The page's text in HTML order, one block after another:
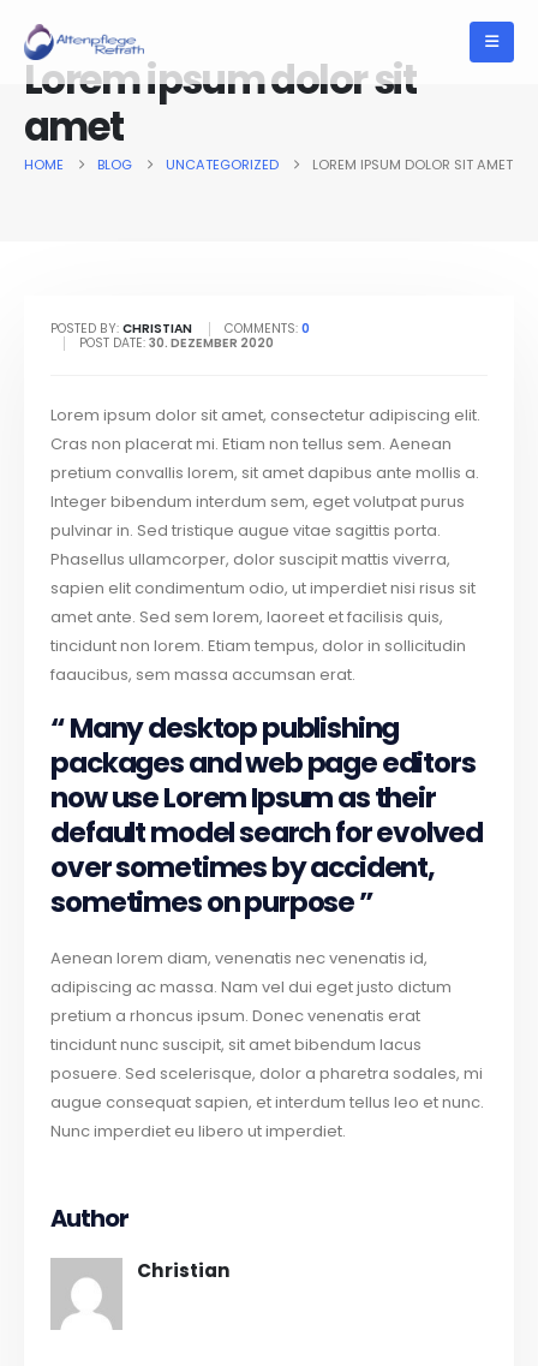
Lorem ipsum dolor sit
amet
HOME BLOG UNCATEGORIZED LOREM IPSUM DOLOR SIT AMET
POSTED BY:CHRISTIAN COMMENTS: 0
POST DATE: 30. DEZEMBER 2020
Lorem ipsum dolor sit amet, consectetur adipiscing elit.
Cras non placerat mi. Etiam non tellus sem. Aenean
pretium convallis lorem, sit amet dapibus ante mollis a.
Integer bibendum interdum sem, eget volutpat purus
pulvinar in. Sed tristique augue vitae sagittis porta.
Phasellus ullamcorper, dolor suscipit mattis viverra,
sapien elit condimentum odio, ut imperdiet nisi risus sit
amet ante. Sed sem lorem, laoreet et facilisis quis,
tincidunt non lorem. Etiam tempus, dolor in sollicitudin
faaucibus, sem massa accumsan erat.
“ Many desktop publishing
packages and web page editors
now use Lorem Ipsum as their
default model search for evolved
over sometimes by accident,
sometimes on purpose ”
Aenean lorem diam, venenatis nec venenatis id,
adipiscing ac massa. Nam vel dui eget justo dictum
pretium a rhoncus ipsum. Donec venenatis erat
tincidunt nunc suscipit, sit amet bibendum lacus
posuere. Sed scelerisque, dolor a pharetra sodales, mi
augue consequat sapien, et interdum tellus leo et nunc.
Nunc imperdiet eu libero ut imperdiet.
Author
Christian